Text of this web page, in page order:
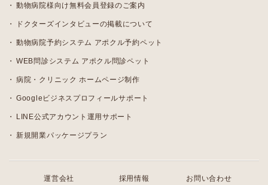
動物病院様向け無料会員登録のご案内
ドクターズインタビューの掲載について
動物病院予約システム アポクル予約ペット
WEB問診システム アポクル問診ペット
病院・クリニック ホームページ制作
Googleビジネスプロフィールサポート
LINE公式アカウント運用サポート
新規開業パッケージプラン
運営会社 採用情報 お問い合わせ